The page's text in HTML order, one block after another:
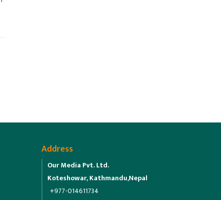
Address
Our Media Pvt. Ltd.
Koteshowar, Kathmandu,Nepal
+977-014611734